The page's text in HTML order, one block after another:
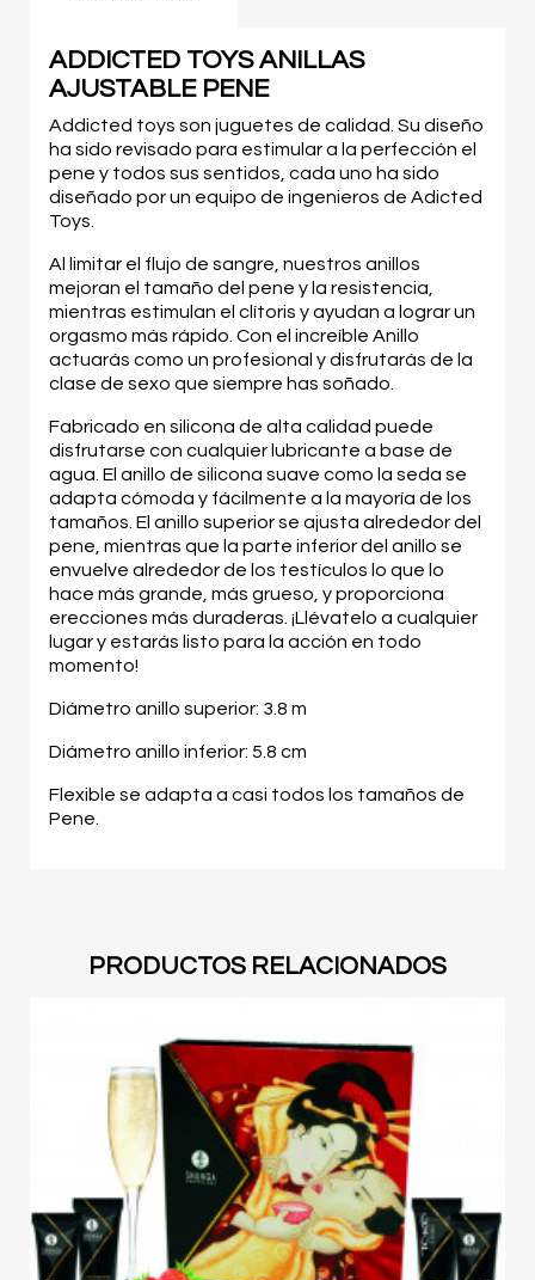
ADDICTED TOYS ANILLAS
AJUSTABLE PENE
Addicted toys son juguetes de calidad. Su diseño
ha sido revisado para estimular a la perfección el
pene y todos sus sentidos, cada uno ha sido
diseñado por un equipo de ingenieros de Adicted
Toys.
Al limitar el flujo de sangre, nuestros anillos
mejoran el tamaño del pene y la resistencia,
mientras estimulan el clítoris y ayudan a lograr un
orgasmo más rápido. Con el increíble Anillo
actuarás como un profesional y disfrutarás de la
clase de sexo que siempre has soñado.
Fabricado en silicona de alta calidad puede
disfrutarse con cualquier lubricante a base de
agua. El anillo de silicona suave como la seda se
adapta cómoda y fácilmente a la mayoría de los
tamaños. El anillo superior se ajusta alrededor del
pene, mientras que la parte inferior del anillo se
envuelve alrededor de los testículos lo que lo
hace más grande, más grueso, y proporciona
erecciones más duraderas. ¡Llévatelo a cualquier
lugar y estarás listo para la acción en todo
momento!
Diámetro anillo superior: 3.8 m
Diámetro anillo inferior: 5.8 cm
Flexible se adapta a casi todos los tamaños de
Pene.
PRODUCTOS RELACIONADOS